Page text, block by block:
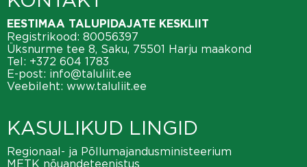
EESTIMAA TALUPIDAJATE KESKLIIT
Registrikood: 80056397
Üksnurme tee 8, Saku, 75501 Harju maakond
Tel: +372 604 1783
E-post: info@taluliit.ee
Veebileht: www.taluliit.ee
KASULIKUD LINGID
Regionaal- ja Põllumajandusministeerium
METK nõuandeteenistus